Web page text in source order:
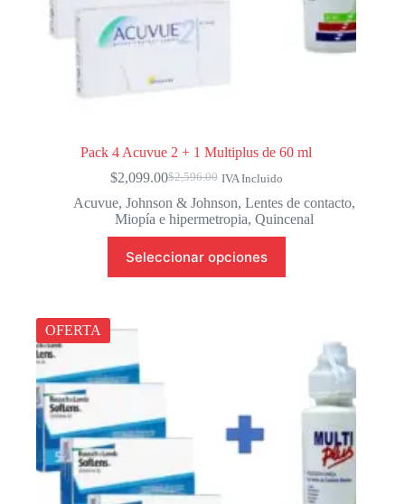
Pack 4 Acuvue 2 + 1 Multiplus de 60 ml
$2,596.00
El
precio
original
$2,596.00.
$2,099.00El
precio
actual
$2,099.00.
IVA Incluido
Acuvue,Johnson & Johnson,Lentes de contacto,
Miopía e hipermetropia,Quincenal
Seleccionar opciones
producto
tiene
página
producto
OFERTA